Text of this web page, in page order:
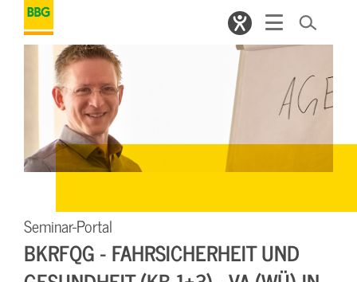
Seminar-Portal
BKRFQG - FAHRSICHERHEIT UND